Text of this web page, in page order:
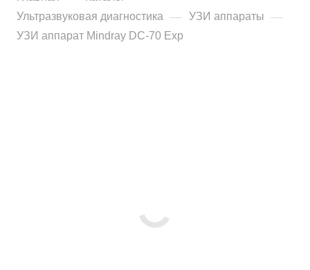
Ультразвуковая диагностика — УЗИ аппараты —
УЗИ аппарат Mindray DC-70 Exp